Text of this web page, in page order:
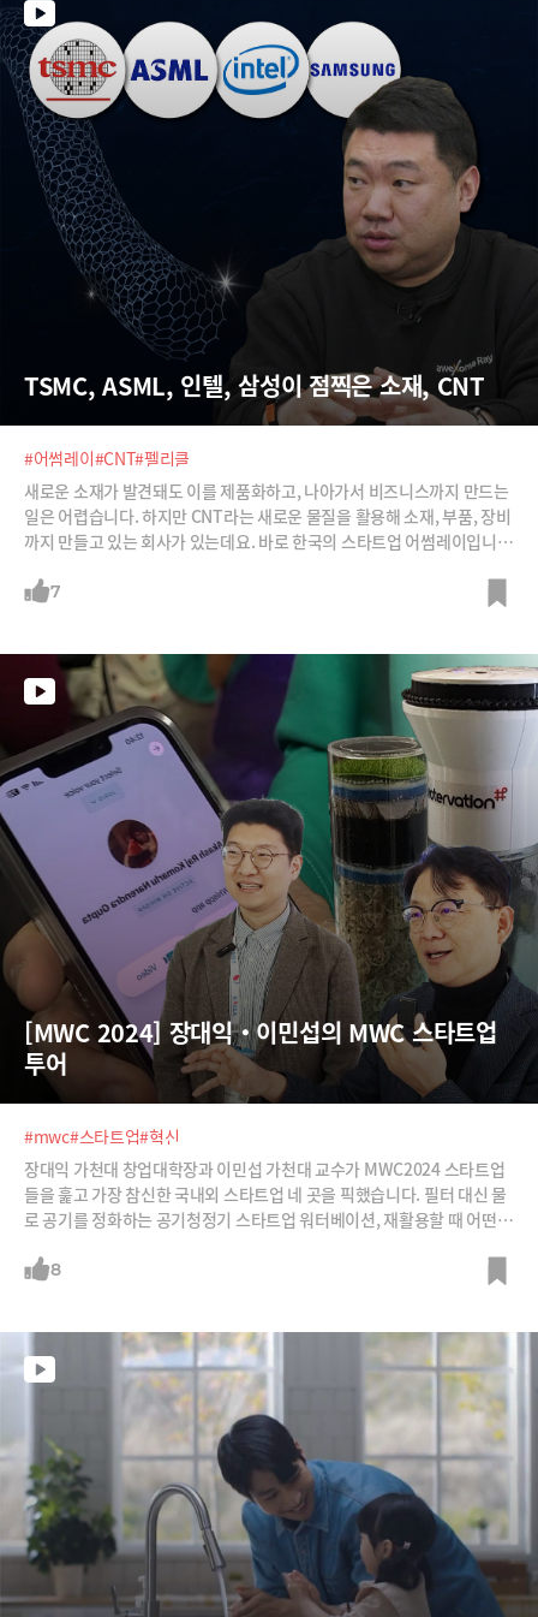
미세조류 배양 기술로 공기 정화 기술을 만든 '포네이처스', 친구와 대화하
듯 탐색할 수 있는 AI 지도 '플레이스 리스트'를 선보인 '바카티오', 한국의
온돌을 미국 시장에 전파하고 있는 '오들리 리얼리티' 등 총 7개 기업을 소
개합니다.
TSMC, ASML, 인텔, 삼성이 점찍은 소재, CNT
#어썸레이#CNT#펠리클
새로운 소재가 발견돼도 이를 제품화하고, 나아가서 비즈니스까지 만드는
일은 어렵습니다. 하지만 CNT라는 새로운 물질을 활용해 소재, 부품, 장비
까지 만들고 있는 회사가 있는데요. 바로 한국의 스타트업 어썸레이입니
정화장치를 만들었습니다. 이제는 파운드리 기업들이 눈독을 들이는 반도
7
[MWC 2024] 장대익‧이민섭의 MWC 스타트업
투어
#mwc#스타트업#혁신
장대익 가천대 창업대학장과 이민섭 가천대 교수가 MWC2024 스타트업
들을 훑고 가장 참신한 국내외 스타트업 네 곳을 픽했습니다. 필터 대신 물
로 공기를 정화하는 공기청정기 스타트업 워터베이션, 재활용할 때 어떤
오이스터에이블, 아무리 작은 목소리로 속삭여도 선명하고 큰 목소리로 증
8